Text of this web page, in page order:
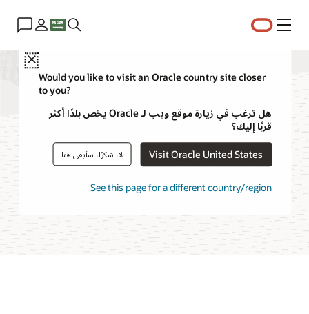
القائمة
Close
Would you like to visit an Oracle country site closer
to you?
هل ترغب في زيارة موقع ويب لـ Oracle يخص بلدًا أكثر
قربًا إليك؟
Visit Oracle United States لا، شكرًا، سأبقى هنا
See this page for a different country/region
الأسئلة الشائعة حول
خدمة دفعة OCI